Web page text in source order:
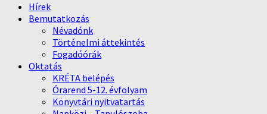
Hírek
Bemutatkozás
Névadónk
Történelmi áttekintés
Fogadóórák
Oktatás
KRÉTA belépés
Órarend 5-12. évfolyam
Könyvtári nyitvatartás